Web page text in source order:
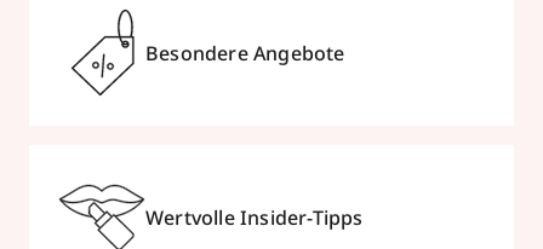
Besondere Angebote
Wertvolle Insider-Tipps